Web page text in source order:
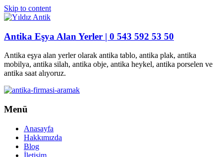
Skip to content
Antika Eşya Alan Yerler | 0 543 592 53 50
Antika eşya alan yerler olarak antika tablo, antika plak, antika
mobilya, antika silah, antika obje, antika heykel, antika porselen ve
antika saat alıyoruz.
Menü
Anasayfa
Hakkımızda
Blog
İletişim